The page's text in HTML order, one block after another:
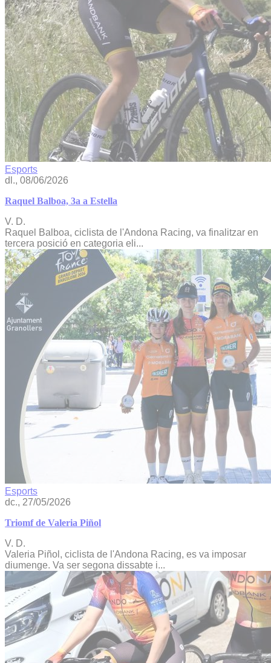
Esports
dl., 08/06/2026
Raquel Balboa, 3a a Estella
V. D.
Raquel Balboa, ciclista de l'Andona Racing, va finalitzar en
tercera posició en categoria eli...
Esports
dc., 27/05/2026
Triomf de Valeria Piñol
V. D.
Valeria Piñol, ciclista de l'Andona Racing, es va imposar
diumenge. Va ser segona dissabte i...